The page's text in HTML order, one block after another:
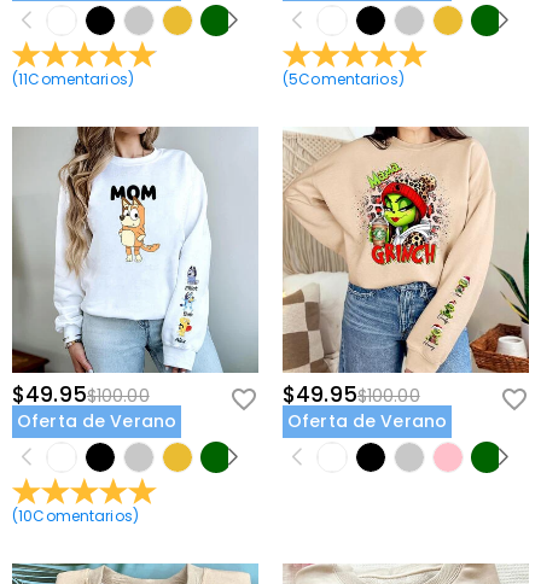
(11Comentarios) (5Comentarios)
$49.95$100.00
Oferta de Verano
(10Comentarios)
$49.95$100.00
Oferta de Verano